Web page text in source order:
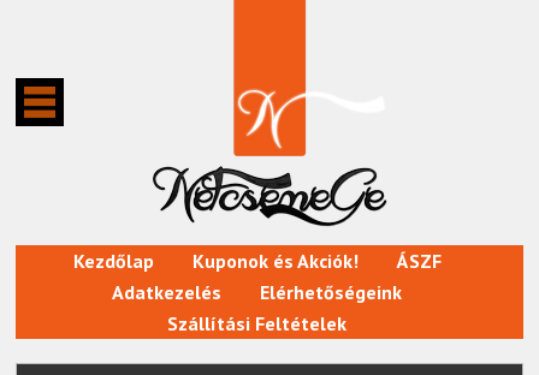
Kezdőlap Kuponok és Akciók!
ÁSZF
Adatkezelés
Elérhetőségeink
Szállítási Feltételek